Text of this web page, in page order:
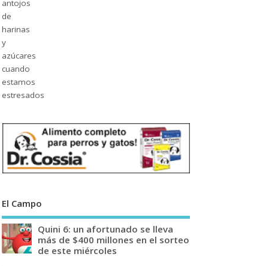
El Campo
Quini 6: un afortunado se lleva
más de $400 millones en el sorteo
de este miércoles